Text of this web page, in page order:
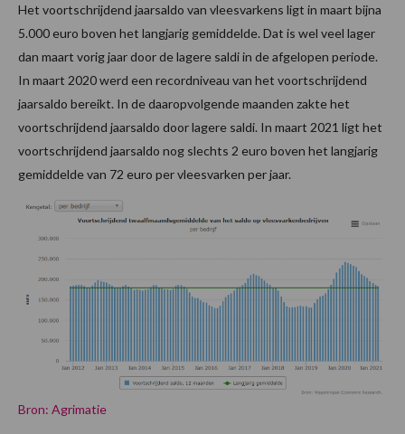
Het voortschrijdend jaarsaldo van vleesvarkens ligt in maart bijna
5.000 euro boven het langjarig gemiddelde. Dat is wel veel lager
dan maart vorig jaar door de lagere saldi in de afgelopen periode.
In maart 2020 werd een recordniveau van het voortschrijdend
jaarsaldo bereikt. In de daaropvolgende maanden zakte het
voortschrijdend jaarsaldo door lagere saldi. In maart 2021 ligt het
voortschrijdend jaarsaldo nog slechts 2 euro boven het langjarig
gemiddelde van 72 euro per vleesvarken per jaar.
Bron: Agrimatie